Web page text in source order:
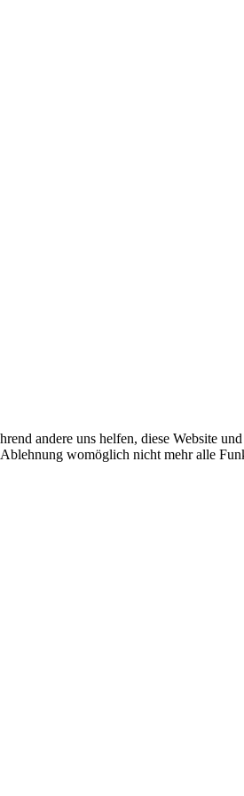
andere uns helfen, diese Website
womöglich nicht mehr alle